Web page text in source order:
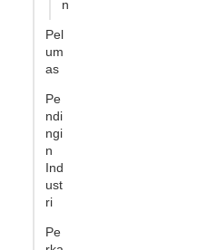
n
Pel
um
as
Pe
ndi
ngi
n
Ind
ust
ri
Pe